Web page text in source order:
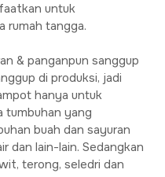
untuk
rumah tangga.
& panganpun sanggup
di produksi, jadi
hanya untuk
tumbuhan yang
buah dan sayuran
dan lain-lain. Sedangkan
terong, seledri dan